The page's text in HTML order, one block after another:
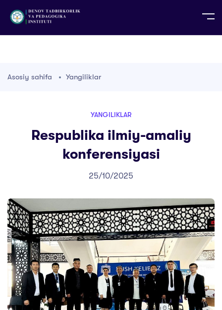
TG TR
Asosiy sahifa Yangiliklar
YANGILIKLAR
Respublika ilmiy-amaliy
konferensiyasi
25/10/2025